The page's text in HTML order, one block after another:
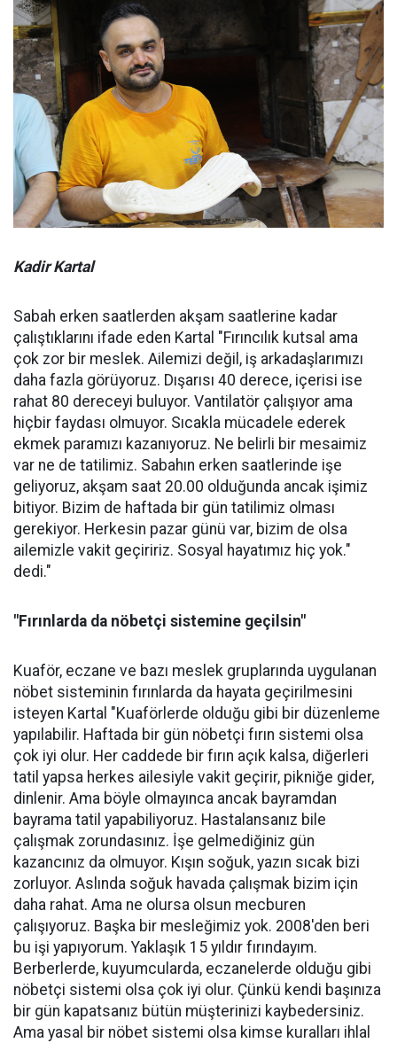
Kadir Kartal
Sabah erken saatlerden akşam saatlerine kadar
çalıştıklarını ifade eden Kartal "Fırıncılık kutsal ama
çok zor bir meslek. Ailemizi değil, iş arkadaşlarımızı
daha fazla görüyoruz. Dışarısı 40 derece, içerisi ise
rahat 80 dereceyi buluyor. Vantilatör çalışıyor ama
hiçbir faydası olmuyor. Sıcakla mücadele ederek
ekmek paramızı kazanıyoruz. Ne belirli bir mesaimiz
var ne de tatilimiz. Sabahın erken saatlerinde işe
geliyoruz, akşam saat 20.00 olduğunda ancak işimiz
bitiyor. Bizim de haftada bir gün tatilimiz olması
gerekiyor. Herkesin pazar günü var, bizim de olsa
ailemizle vakit geçiririz. Sosyal hayatımız hiç yok."
dedi."
"Fırınlarda da nöbetçi sistemine geçilsin"
Kuaför, eczane ve bazı meslek gruplarında uygulanan
nöbet sisteminin fırınlarda da hayata geçirilmesini
isteyen Kartal "Kuaförlerde olduğu gibi bir düzenleme
yapılabilir. Haftada bir gün nöbetçi fırın sistemi olsa
çok iyi olur. Her caddede bir fırın açık kalsa, diğerleri
tatil yapsa herkes ailesiyle vakit geçirir, pikniğe gider,
dinlenir. Ama böyle olmayınca ancak bayramdan
bayrama tatil yapabiliyoruz. Hastalansanız bile
çalışmak zorundasınız. İşe gelmediğiniz gün
kazancınız da olmuyor. Kışın soğuk, yazın sıcak bizi
zorluyor. Aslında soğuk havada çalışmak bizim için
daha rahat. Ama ne olursa olsun mecburen
çalışıyoruz. Başka bir mesleğimiz yok. 2008'den beri
bu işi yapıyorum. Yaklaşık 15 yıldır fırındayım.
Berberlerde, kuyumcularda, eczanelerde olduğu gibi
nöbetçi sistemi olsa çok iyi olur. Çünkü kendi başınıza
bir gün kapatsanız bütün müşterinizi kaybedersiniz.
Ama yasal bir nöbet sistemi olsa kimse kuralları ihlal